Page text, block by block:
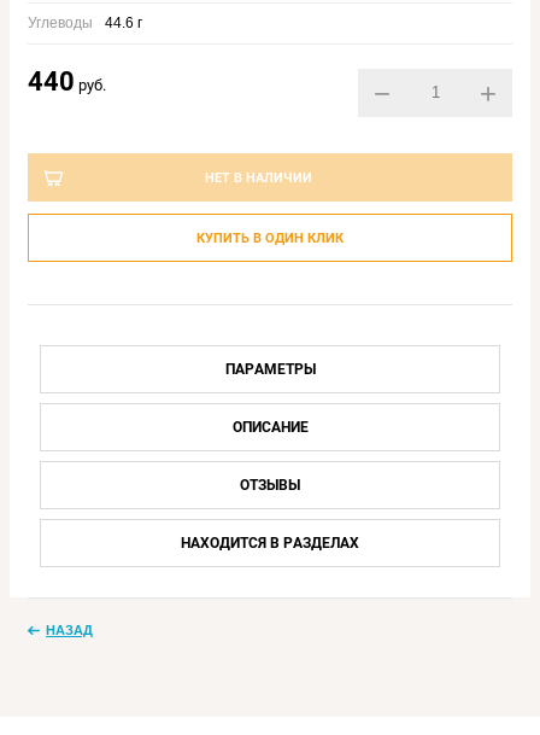
Углеводы 44.6 г
440 руб. − +
НЕТ В НАЛИЧИИ
КУПИТЬ В ОДИН КЛИК
ПАРАМЕТРЫ
ОПИСАНИЕ
ОТЗЫВЫ
НАХОДИТСЯ В РАЗДЕЛАХ
НАЗАД